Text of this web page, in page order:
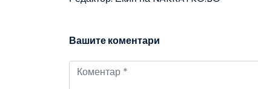
Вашите коментари